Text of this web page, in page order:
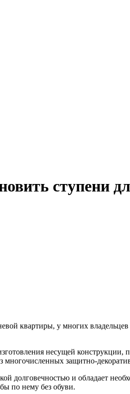
ступени
квартиры, у многих
несущей
многочисленных защитно-
долговечностью и обладает
по нему без обуви.